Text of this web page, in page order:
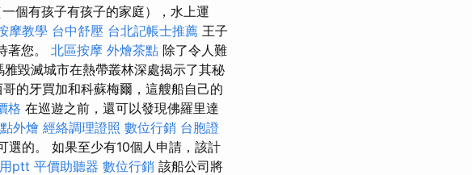
個有孩子有孩子的家庭），水上運
摩教學 台中舒壓 台北記帳士推薦 王子
著您。 北區按摩 外燴茶點 除了令人難
毀滅城市在熱帶叢林深處揭示了其秘
的牙買加和科蘇梅爾，這艘船自己的
格 在巡遊之前，還可以發現佛羅里達
外燴 經絡調理證照 數位行銷 台胞證
選的。 如果至少有10個人申請，該計
ptt 平價助聽器 數位行銷 該船公司將